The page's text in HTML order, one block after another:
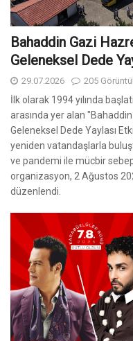
Bahaddin Gazi
Geleneksel Dede
29.07.2026 205
İlk olarak 1994 yılında
arasında yer alan
Geleneksel Dede Yaylası
yeniden vatandaşlarla
ve pandemi ile mücbir
organizasyon, 2 Ağustos
düzenlendi.